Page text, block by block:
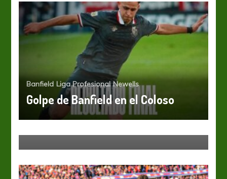
Banfield Liga Profesional Newells
Golpe de Banfield en el Coloso
Liga Profesional